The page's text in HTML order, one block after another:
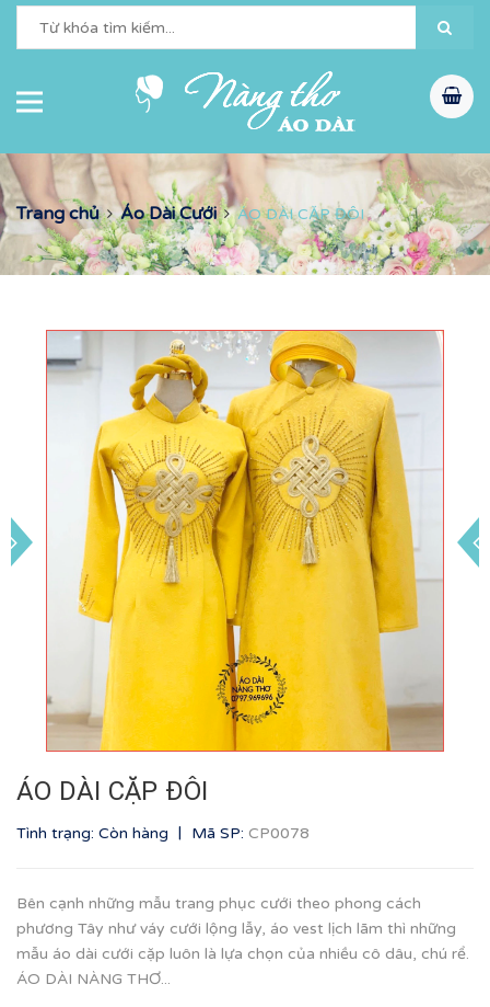
Trang chủ Áo Dài Cưới ÁO DÀI CẶP ĐÔI
ÁO DÀI CẶP ĐÔI
Tình trạng: Còn hàng | Mã SP: CP0078
Bên cạnh những mẫu trang phục cưới theo phong cách
phương Tây như váy cưới lộng lẫy, áo vest lịch lãm thì những
mẫu áo dài cưới cặp luôn là lựa chọn của nhiều cô dâu, chú rể.
ÁO DÀI NÀNG THƠ...